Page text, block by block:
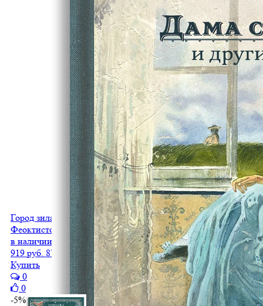
Город зилантов
Феоктистова О.М.
в наличии
919 руб. 873 руб.
Купить
0
0
-5%